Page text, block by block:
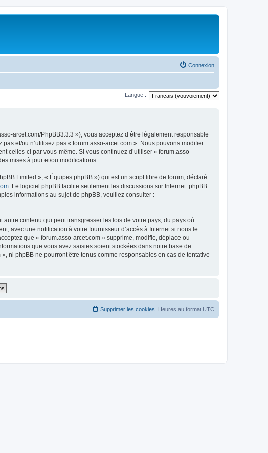
Connexion
Langue :
arcet.com/PhpBB3.3.3 »), vous acceptez d’être légalement responsable
et/ou n’utilisez pas « forum.asso-arcet.com ». Nous pouvons modifier
celles-ci par vous-même. Si vous continuez d’utiliser « forum.asso-
mises à jour et/ou modifications.
Limited », « Équipes phpBB ») qui est un script libre de forum, déclaré
. Le logiciel phpBB facilite seulement les discussions sur Internet. phpBB
informations au sujet de phpBB, veuillez consulter :
contenu qui peut transgresser les lois de votre pays, du pays où
avec une notification à votre fournisseur d’accès à Internet si nous le
que « forum.asso-arcet.com » supprime, modifie, déplace ou
que vous avez saisies soient stockées dans notre base de
ni phpBB ne pourront être tenus comme responsables en cas de tentative
Heures au format UTC
Supprimer les cookies